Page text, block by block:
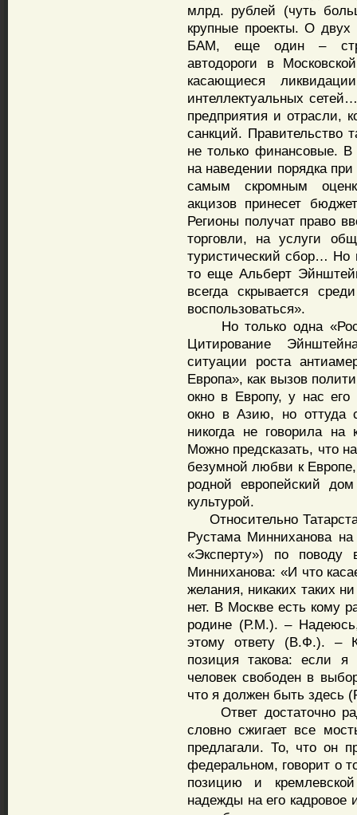
млрд. рублей (чуть
крупные проекты. О
БАМ, еще один –
автодороги в
касающиеся
интеллектуальных
предприятия и отрасли,
санкций. Правительство
не только финансовые.
на наведении порядка
самым скромным
акцизов принесет
Регионы получат право
торговли, на услуги
туристический сбор… Но
то еще Альберт
всегда скрывается
воспользоваться».
Но только одна
Цитирование
ситуации роста
Европа», как вызов
окно в Европу, у нас его
окно в Азию, но оттуда
никогда не говорила
Можно предсказать, что
безумной любви к
родной европейский
культурой.
Относительно
Рустама Минниханова
«Эксперту») по поводу
Минниханова: «И что
желания, никаких таких
нет. В Москве есть кому
родине (Р.М.). –
этому ответу (В.Ф.). –
позиция такова: если
человек свободен в
что я должен быть здесь
Ответ достаточно
словно сжигает все
предлагали. То, что он
федеральном, говорит о
позицию и
надежды на его кадровое